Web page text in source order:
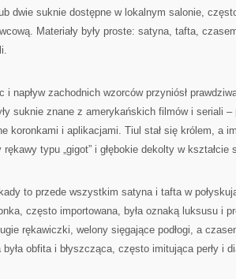
dwie suknie dostępne w lokalnym salonie,
Materiały były proste: satyna, tafta,
i napływ zachodnich wzorców przyniósł
suknie znane z amerykańskich filmów i seriali –
koronkami i aplikacjami. Tiul stał się królem, a
rękawy typu „gigot” i głębokie dekolty w kształcie
to przede wszystkim satyna i tafta w
często importowana, była oznaką luksusu i
rękawiczki, welony sięgające podłogi, a
obfita i błyszcząca, często imitująca perły i